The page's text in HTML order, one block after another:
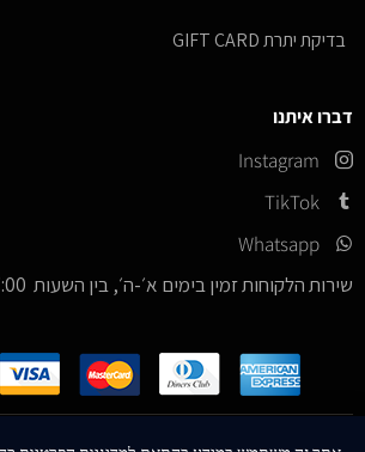
בדיקת יתרת GIFT CARD
דברו איתנו
Instagram
TikTok
Whatsapp
שירות הלקוחות זמין בימים א׳-ה׳, בין השעות 10:00-17:00
כל הזכויות שמורות –© 2026